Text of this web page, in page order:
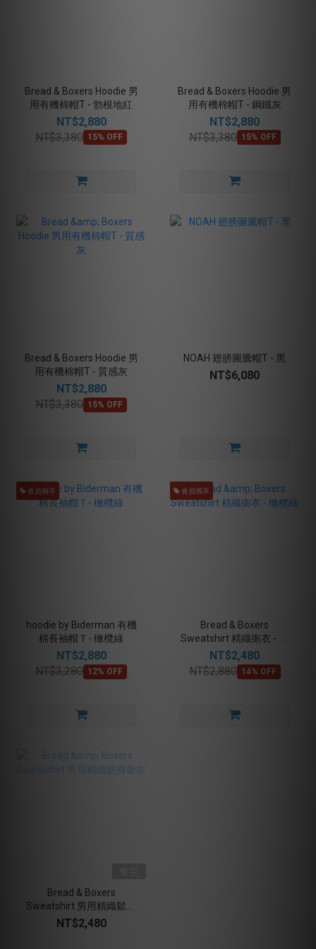
Bread & Boxers Hoodie 男
用有機棉帽T - 勃根地紅
NT$2,880
NT$3,380 15% OFF
Bread & Boxers Hoodie 男
用有機棉帽T - 鋼鐵灰
NT$2,880
NT$3,380 15% OFF
Bread & Boxers Hoodie 男
用有機棉帽T - 質感灰
NT$2,880
NT$3,380 15% OFF
NOAH 翅膀圖騰帽T - 黑
NT$6,080
會員獨享
hoodie by Biderman 有機
棉長袖帽Ｔ- 橄欖綠
NT$2,880
NT$3,280 12% OFF
會員獨享
Bread & Boxers
Sweatshirt 精織衛衣 - 橄
欖綠
NT$2,480
NT$2,880 14% OFF
Bread & Boxers
Sweatshirt 男用精織鬆身
衛衣
NT$2,480